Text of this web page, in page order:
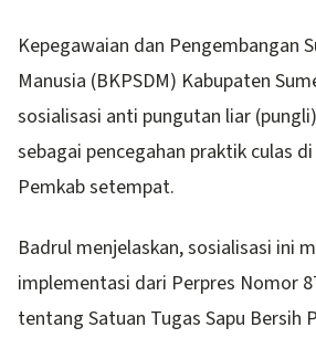
Kepegawaian dan Pengembangan
Manusia (BKPSDM) Kabupaten
sosialisasi anti pungutan liar
sebagai pencegahan praktik culas
Pemkab setempat.
Badrul menjelaskan, sosialisasi ini
implementasi dari Perpres Nomor
tentang Satuan Tugas Sapu Bersih